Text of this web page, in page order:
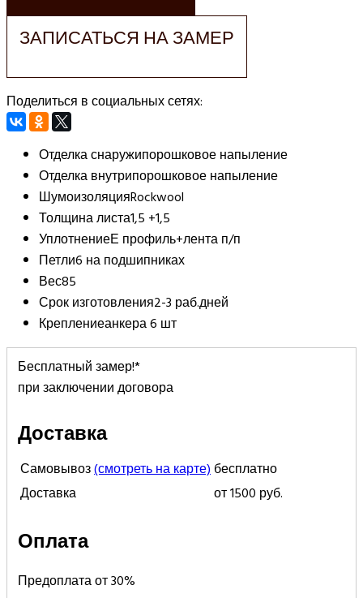
ЗАПИСАТЬСЯ НА ЗАМЕР
Поделиться в социальных сетях:
Отделка снаружипорошковое напыление
Отделка внутрипорошковое напыление
ШумоизоляцияRockwool
Толщина листа1,5 +1,5
УплотнениеЕ профиль+лента п/п
Петли6 на подшипниках
Вес85
Срок изготовления2-3 раб.дней
Креплениеанкера 6 шт
Бесплатный замер!*
при заключении договора
Доставка
Самовывоз(смотреть на карте)бесплатно
Доставка
от 1500 руб.
Оплата
Предоплата от 30%